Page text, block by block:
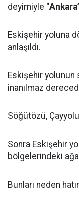
deyimiyle “
Eskişehir yoluna
anlaşıldı.
Eskişehir yolunun
inanılmaz
Söğütözü,
Sonra Eskişehir
bölgelerindeki
Bunları neden